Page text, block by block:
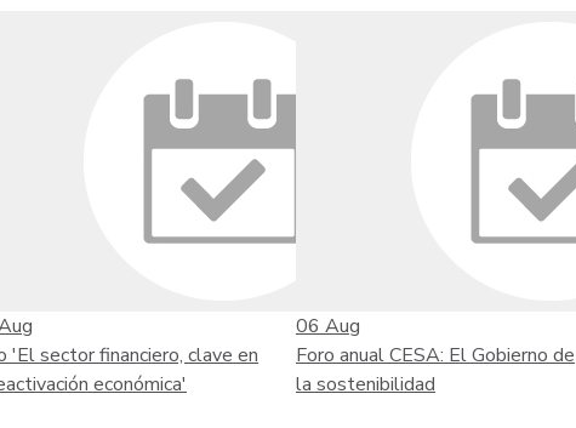
'El sector financiero, clave en
económica'
06 Aug
Foro anual CESA: El Gobierno de
la sostenibilidad